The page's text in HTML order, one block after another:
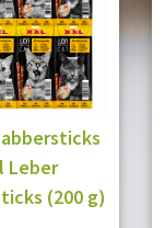
Leber
(200 g)